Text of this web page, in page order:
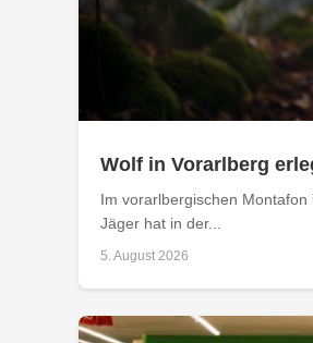
Wolf in Vorarlberg
Im vorarlbergischen
Jäger hat in der...
5. August 2026